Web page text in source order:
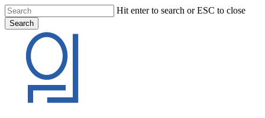
Skip
to
main
content
Hit enter to search or ESC to close
Search
Search